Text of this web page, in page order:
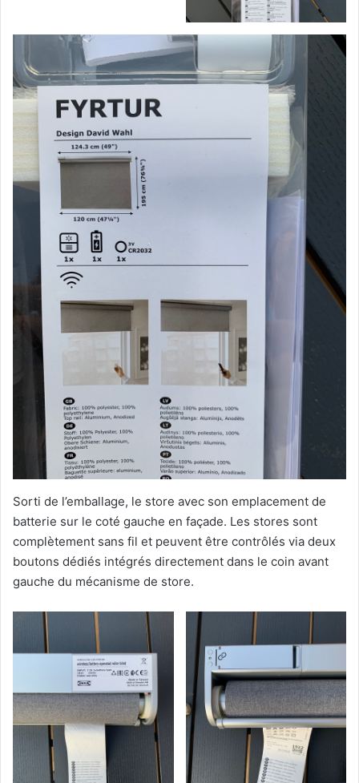
Sorti de l’emballage, le store avec son emplacement de
batterie sur le coté gauche en façade. Les stores sont
complètement sans fil et peuvent être contrôlés via deux
boutons dédiés intégrés directement dans le coin avant
gauche du mécanisme de store.